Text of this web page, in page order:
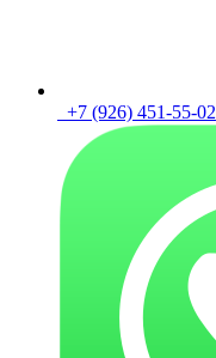
+7 (926) 451-55-02